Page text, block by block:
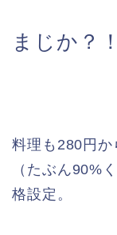
まじか？
料理も280円か
（たぶん90%
格設定。